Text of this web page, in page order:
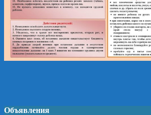
Объявления